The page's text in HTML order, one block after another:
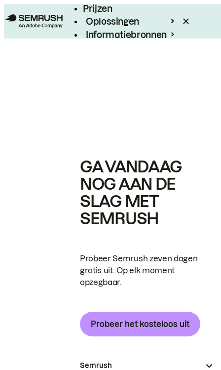
Prijzen
Oplossingen
Informatiebronnen
GA VANDAAG
NOG AAN DE
SLAG MET
SEMRUSH
Probeer Semrush zeven dagen
gratis uit. Op elk moment
opzegbaar.
Probeer het kosteloos uit
Semrush